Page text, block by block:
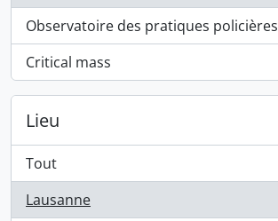
Observatoire des pratiques policières
, 1 résultats
Critical mass
, 1 résultats
Lieu
Tout
Lausanne
, 1 résultats